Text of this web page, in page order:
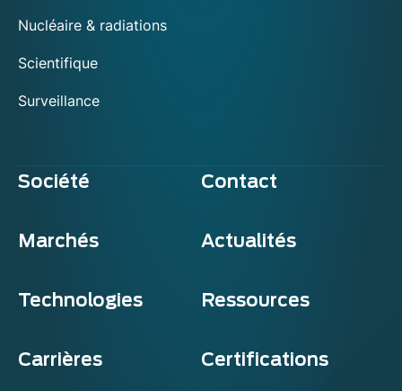
Nucléaire & radiations
Scientifique
Surveillance
Société Contact
Marchés Actualités
Technologies Ressources
Carrières Certifications